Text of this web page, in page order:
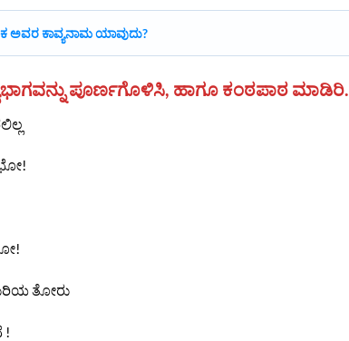
ಅವರ ಕಾವ್ಯನಾಮ ಯಾವುದು?
ಪೂರ್ಣಗೊಳಿಸಿ, ಹಾಗೂ ಕಂಠಪಾಠ ಮಾಡಿರಿ.
ತೋರು
!